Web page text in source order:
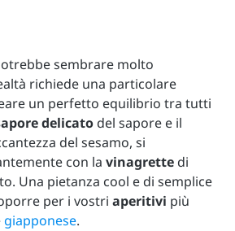
sembrare molto
richiede una particolare
un perfetto equilibrio tra tutti
delicato del sapore e il
del sesamo, si
con la vinagrette di
Una pietanza cool e di semplice
per i vostri aperitivi più
giapponese.